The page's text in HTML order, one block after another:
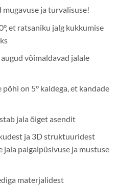
ja turvalisuse!
et ratsaniku jalg kukkumise
võimaldavad jalale
on 5° kaldega, et kandade
jala õiget asendit
ja 3D struktuuridest
paigalpüsivuse ja mustuse
materjalidest